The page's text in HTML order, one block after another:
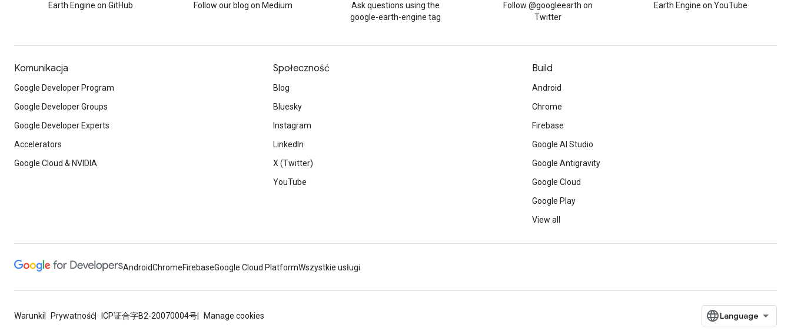
Earth Engine on GitHub Follow our blog on Medium
Ask questions using the
google-earth-engine tag
Follow @googleearth on
Twitter
Earth Engine on YouTube
Komunikacja
Google Developer Program
Google Developer Groups
Google Developer Experts
Accelerators
Google Cloud & NVIDIA
Społeczność
Blog
Bluesky
Instagram
LinkedIn
X (Twitter)
YouTube
Build
Android
Chrome
Firebase
Google AI Studio
Google Antigravity
Google Cloud
Google Play
View all
AndroidChromeFirebaseGoogle Cloud PlatformWszystkie usługi
Warunki Prywatność ICP证合字B2-20070004号 Manage cookies